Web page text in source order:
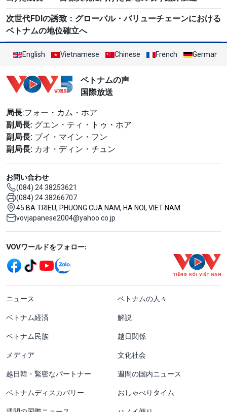
次世代FDIの誘致：グローバル・バリューチェーンにおける
ベトナムの地位確立へ
English Vietnamese Chinese French German
ベトナムの声
国際放送
局長:フォー・カム・ホア
副局長: グエン・ティ・トゥ・ホア
副局長: ブイ・マイン・フン
副局長: カオ・ディン・チュン
お問い合わせ
(084) 24 38253621
(084) 24 38266707
45 BA TRIEU, PHUONG CUA NAM, HA NOI, VIET NAM
vovjapanese2004@yahoo.co.jp
Mạng xã hội
VOVワールドをフォロー:
menu footer tiếng Nhật
ニュース ベトナムの人々
ベトナム経済 解説
ベトナム民族 越日関係
メディア 文化社会
越日韓・緊密なパートナー 週間の国内ニュース
ベトナムディスカバリー おしゃべりタイム